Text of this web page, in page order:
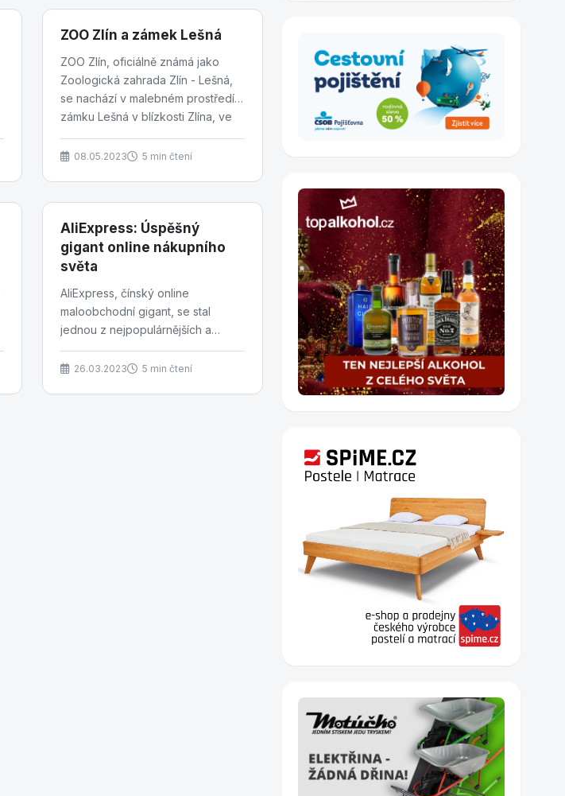
ZOO Zlín a zámek Lešná
ZOO Zlín, oficiálně známá jako
Zoologická zahrada Zlín - Lešná,
se nachází v malebném prostředí
zámku Lešná v blízkosti Zlína, ve
08.05.2023 5 min čtení
AliExpress: Úspěšný
gigant online nákupního
světa
AliExpress, čínský online
maloobchodní gigant, se stal
jednou z nejpopulárnějších a
nejvíce navštěvovaných e-
commerce platform na světě. Od
26.03.2023 5 min čtení